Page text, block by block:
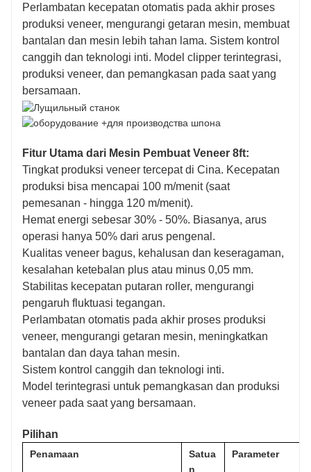
Perlambatan kecepatan otomatis pada akhir proses
produksi veneer, mengurangi getaran mesin, membuat
bantalan dan mesin lebih tahan lama. Sistem kontrol
canggih dan teknologi inti. Model clipper terintegrasi,
produksi veneer, dan pemangkasan pada saat yang
bersamaan.
Fitur Utama dari Mesin Pembuat Veneer 8ft:
Tingkat produksi veneer tercepat di Cina. Kecepatan
produksi bisa mencapai 100 m/menit (saat
pemesanan - hingga 120 m/menit).
Hemat energi sebesar 30% - 50%. Biasanya, arus
operasi hanya 50% dari arus pengenal.
Kualitas veneer bagus, kehalusan dan keseragaman,
kesalahan ketebalan plus atau minus 0,05 mm.
Stabilitas kecepatan putaran roller, mengurangi
pengaruh fluktuasi tegangan.
Perlambatan otomatis pada akhir proses produksi
veneer, mengurangi getaran mesin, meningkatkan
bantalan dan daya tahan mesin.
Sistem kontrol canggih dan teknologi inti.
Model terintegrasi untuk pemangkasan dan produksi
veneer pada saat yang bersamaan.
Pilihan
Penamaan
Satua
n
Parameter